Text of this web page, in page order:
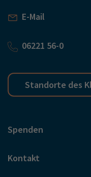
E-Mail
06221 56-0
Standorte des
Spenden
Kontakt